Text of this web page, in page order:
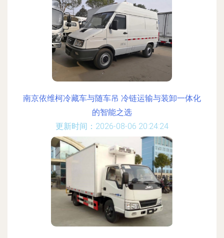
南京依维柯冷藏车与随车吊 冷链运输与装卸一体化
的智能之选
更新时间：2026-08-06 20:24:24